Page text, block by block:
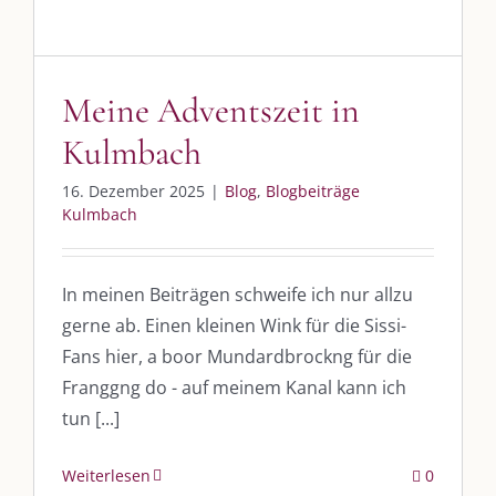
Meine Adventszeit in
Kulmbach
16. Dezember 2025 | Blog, Blogbeiträge
Kulmbach
In meinen Beiträgen schweife ich nur allzu
gerne ab. Einen kleinen Wink für die Sissi-
Fans hier, a boor Mundardbrockng für die
Franggng do - auf meinem Kanal kann ich
tun [...]
Weiterlesen 0